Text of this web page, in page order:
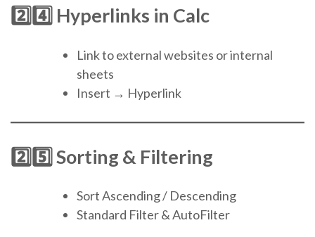
2️⃣4️⃣ Hyperlinks in Calc
Link to external websites or internal
sheets
Insert → Hyperlink
2️⃣5️⃣ Sorting & Filtering
Sort Ascending / Descending
Standard Filter & AutoFilter